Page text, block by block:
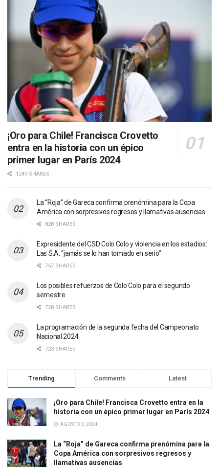
¡Oro para Chile! Francisca Crovetto
entra en la historia con un épico
primer lugar en París 2024
1249 SHARES
La “Roja” de Gareca confirma prenómina para la Copa
América con sorpresivos regresos y llamativas ausencias
820 SHARES
Expresidente del CSD Colo Colo y violencia en los estadios:
Las S.A. “jamás se lo han tomado en serio”
757 SHARES
Los posibles refuerzos de Colo Colo para el segundo
semestre
728 SHARES
La programación de la segunda fecha del Campeonato
Nacional 2024
723 SHARES
Trending Comments Latest
¡Oro para Chile! Francisca Crovetto entra en la
historia con un épico primer lugar en París 2024
AGOSTO 5, 2024
La “Roja” de Gareca confirma prenómina para la
Copa América con sorpresivos regresos y
llamativas ausencias